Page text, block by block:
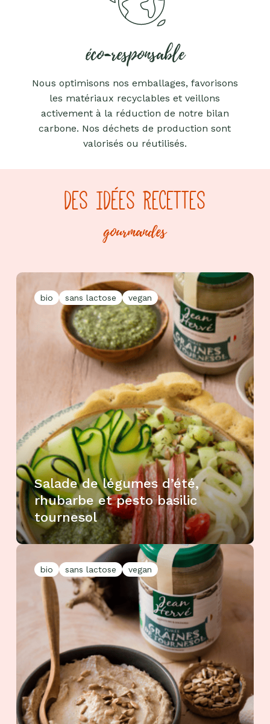
éco-responsable
Nous optimisons nos emballages, favorisons
les matériaux recyclables et veillons
activement à la réduction de notre bilan
carbone. Nos déchets de production sont
valorisés ou réutilisés.
DES IDÉES RECETTES
gourmandes
bio sans lactose vegan
Salade de légumes d’été,
rhubarbe et pesto basilic
tournesol
bio sans lactose vegan